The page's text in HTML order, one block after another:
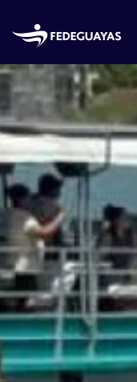
Skip to main content